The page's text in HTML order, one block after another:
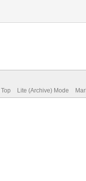
Lite (Archive) Mode